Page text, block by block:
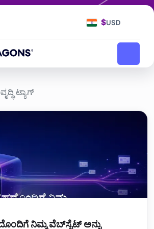
$USD
ಅಭಿವೃದ್ಧಿ
ಟ್ಯಾಗ್
etiketi
ನಿಮ್ಮ ವೆಬ್‌ಸೈಟ್ ಅನ್ನು